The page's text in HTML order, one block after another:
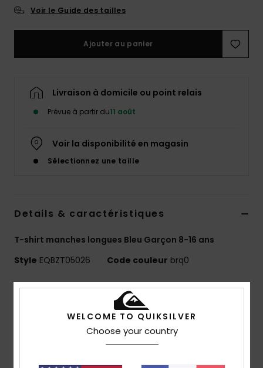
Voir le Guide des tailles
Ajouter au panier
Livraison à domicile ou point relais
Prévue à partir du11 août
Voir la disponibilité en magasin
Sélectionnez une taille
Details & caractéristiques
T-shirt manches longues Bleu Garçon 8-16 ans
Style EQBZT05026 Code couleur brq0
Caractéristiques
MADE BETTER
25 % de coton recyclé issu de chutes de production
WELCOME TO QUIKSILVER
Choose your country